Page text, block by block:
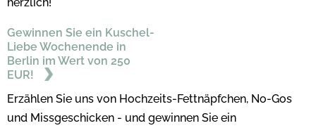
Gewinnen Sie ein Kuschel-
Liebe Wochenende in
Berlin im Wert von 250
EUR!
Erzählen Sie uns von Hochzeits-Fettnäpfchen, No-Gos
und Missgeschicken - und gewinnen Sie ein